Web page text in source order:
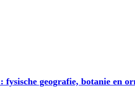
geografie, botanie en